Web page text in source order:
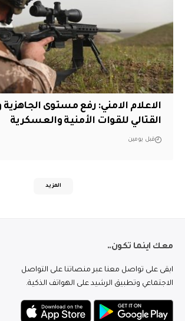
الاعلام الامني: رفع مستوى
القتالي للقوات الأمنية والعسكرية
قبل يومين
المزيد
معك اينما تكون..
ابقى على تواصل معنا عبر منصاتنا على التواصل
الاجتماعي وتطبيق الرشيد على الهواتف الذكية.